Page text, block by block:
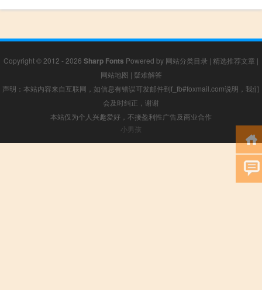
Copyright © 2012 - 2026 Sharp Fonts Powered by 网站分类目录 | 精选推荐文章 |
网站地图 | 疑难解答
声明：本站内容来自互联网，如信息有错误可发邮件到f_fb#foxmail.com说明，我们
会及时纠正，谢谢
本站仅为个人兴趣爱好，不接盈利性广告及商业合作
小男孩